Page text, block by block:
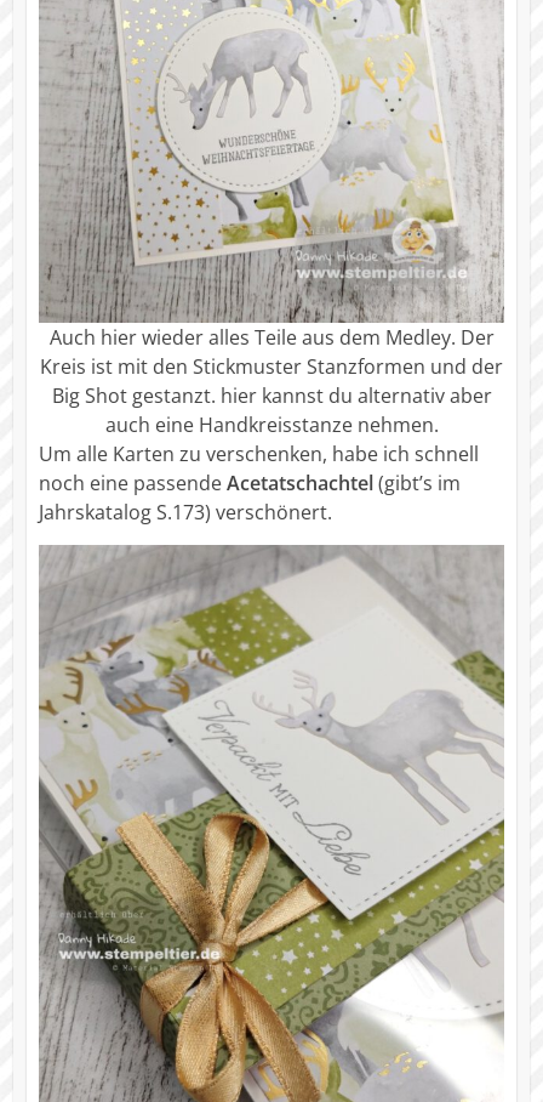
Auch hier wieder alles Teile aus dem Medley. Der
Kreis ist mit den Stickmuster Stanzformen und der
Big Shot gestanzt. hier kannst du alternativ aber
auch eine Handkreisstanze nehmen.
Um alle Karten zu verschenken, habe ich schnell
noch eine passendeAcetatschachtel(gibt’s im
Jahrskatalog S.173) verschönert.